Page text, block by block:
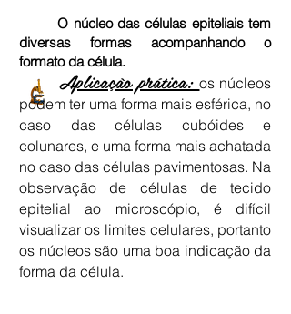
O núcleo das células epiteliais tem
diversas formas acompanhando o
formato da célula.
Aplicação prática:os núcleos
podem ter uma forma mais esférica, no
caso das células cubóides e
colunares, e uma forma mais achatada
no caso das células pavimentosas. Na
observação de células de tecido
epitelial ao microscópio, é difícil
visualizar os limites celulares, portanto
os núcleos são uma boa indicação da
forma da célula.